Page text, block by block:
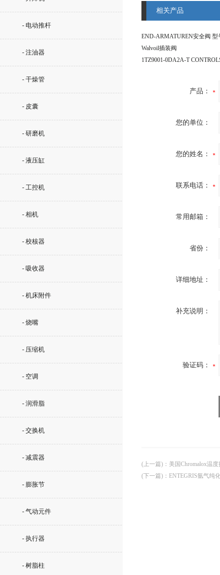
- 电动推杆
- 注油器
- 干燥管
- 皮囊
- 研磨机
- 液压缸
- 工控机
- 相机
- 校核器
- 吸收器
- 机床附件
- 烧嘴
- 压缩机
- 空调
- 润滑脂
- 交换机
- 减震器
- 膨胀节
- 气动元件
- 执行器
- 树脂柱
相关产品
Walvoil插装阀
1TZ9001-0DA2A-T
产品：
您的单位：
您的姓名：
联系电话：
常用邮箱：
省份：
详细地址：
补充说明：
验证码：
(上一篇) ： 美国Chromalox温
(下一篇) ： ENTEGRIS氩气纯